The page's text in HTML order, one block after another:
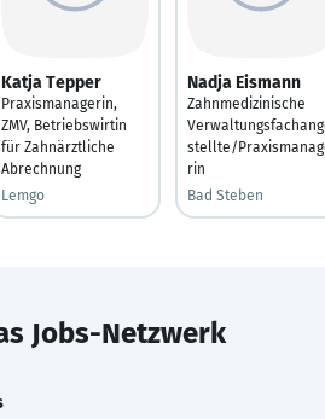
Katja Tepper
Praxismanagerin,
ZMV, Betriebswirtin
für Zahnärztliche
Abrechnung
Lemgo
Nadja Eismann
Zahnmedizinische
stellte/
rin
Bad Steben
Jobs-Netzwerk